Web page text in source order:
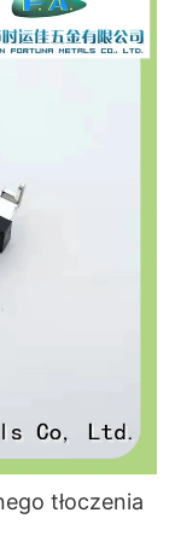
tłoczenia